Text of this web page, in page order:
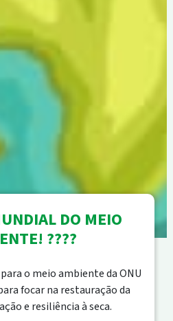
DO MEIO
????
o meio ambiente da ONU
focar na restauração da
e resiliência à seca.